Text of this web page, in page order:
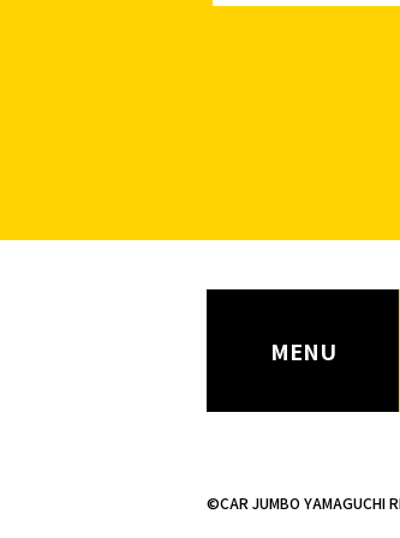
MENU
©CAR JUMBO YAMAGUCHI